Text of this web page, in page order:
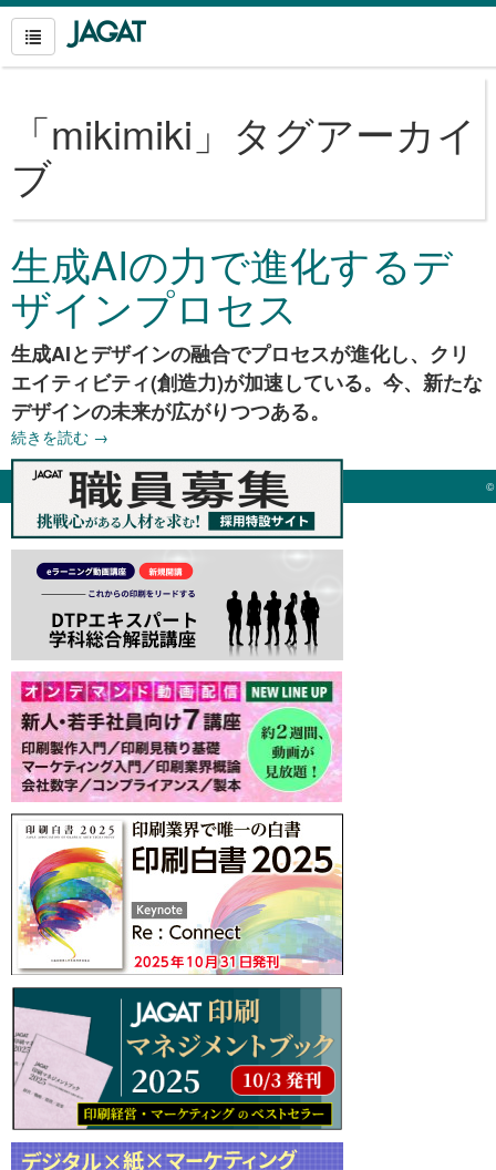
「mikimiki 」タグアーカイ
ブ
生成AIの力で進化するデ
ザインプロセス
生成AIとデザインの融合でプロセスが進化し、クリ
エイティビティ(創造力)が加速している。今、新たな
デザインの未来が広がりつつある。
続きを読む →
©